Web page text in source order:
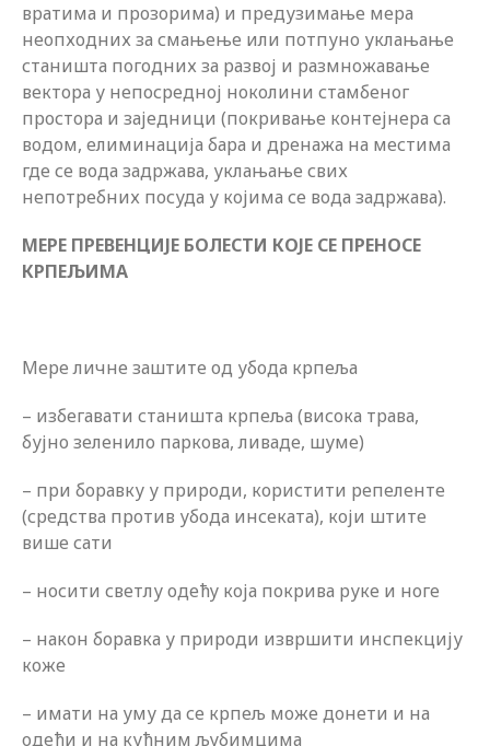
вратима и прозорима) и предузимање мера
неопходних за смањење или потпуно уклањање
станишта погодних за развој и размножавање
вектора у непосредној ноколини стамбеног
простора и заједници (покривање контејнера са
водом, елиминација бара и дренажа на местима
где се вода задржава, уклањање свих
непотребних посуда у којима се вода задржава).
МЕРЕ ПРЕВЕНЦИЈЕ БОЛЕСТИ КОЈЕ СЕ ПРЕНОСЕ
КРПЕЉИМА
Мере личне заштите од убода крпеља
– избегавати станишта крпеља (висока трава,
бујно зеленило паркова, ливаде, шуме)
– при боравку у природи, користити репеленте
(средства против убода инсеката), који штите
више сати
– носити светлу одећу која покрива руке и ноге
– након боравка у природи извршити инспекцију
коже
– имати на уму да се крпељ може донети и на
одећи и на кућним љубимцима